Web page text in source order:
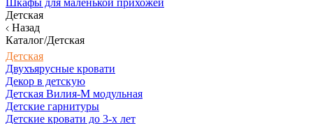
Шкафы для маленькой прихожей
Детская
Назад
Каталог/Детская
Детская
Двухъярусные кровати
Декор в детскую
Детская Вилия-М модульная
Детские гарнитуры
Детские кровати до 3-х лет